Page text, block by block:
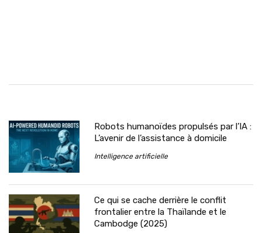
Robots humanoïdes propulsés par l’IA :
L’avenir de l’assistance à domicile
Intelligence artificielle
Ce qui se cache derrière le conflit
frontalier entre la Thaïlande et le
Cambodge (2025)